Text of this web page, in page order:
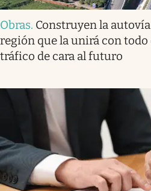
Obras. Construyen la
región que la unirá con todo
tráfico de cara al futuro